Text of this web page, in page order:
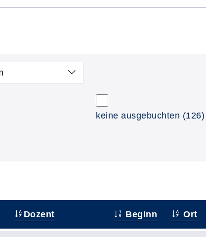
keine ausgebuchten (126)
Dozent Beginn Ort